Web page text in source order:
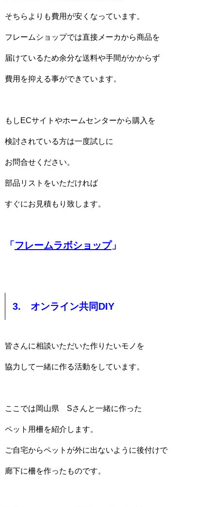
そちらよりも費用が安くなっています。
フレームショップでは直接メーカから商品を
届けているため余分な送料や手間がかからず
費用を抑える事ができています。
もしECサイトやホームセンターから購入を
検討されている方は一度試しに
お問合せください。
部品リストをいただければ
すぐにお見積もり致します。
「 フレームラボショップ」
3. オンライン共同DIY
皆さんに相談いただいた作りたいモノを
協力して一緒に作る活動をしています。
ここでは岡山県 Sさんと一緒に作った
ペット用柵を紹介します。
ご自宅からペットが外に出ないように後付けで
廊下に柵を作ったものです。